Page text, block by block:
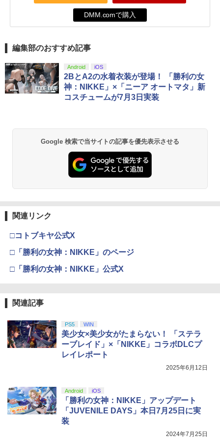
DMM.comで購入
編集部のおすすめ記事
Android iOS
2BとA2の水着衣装が登場！ 「勝利の女
神：NIKKE」×「ニーア オートマタ」新
コスチュームが7月3日実装
Google 検索で当サイトの記事を優先表示させる
関連リンク
□コトブキヤ公式X
□「勝利の女神：NIKKE」のページ
□「勝利の女神：NIKKE」公式X
関連記事
PS5 WIN
美少女×美少女がたまらない！ 「ステラ
ーブレイド」×「NIKKE」コラボDLCプ
レイレポート
2025年6月12日
Android iOS
「勝利の女神：NIKKE」アップデート
「JUVENILE DAYS」本日7月25日に実
装
2024年7月25日